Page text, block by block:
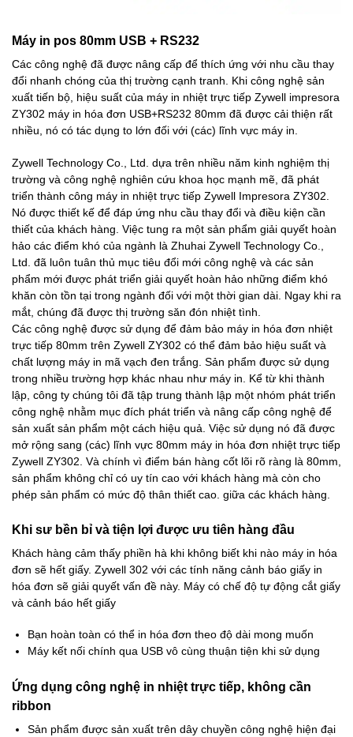
Máy in pos 80mm USB + RS232
Các công nghệ đã được nâng cấp để thích ứng với nhu cầu thay
đổi nhanh chóng của thị trường cạnh tranh. Khi công nghệ sản
xuất tiến bộ, hiệu suất của máy in nhiệt trực tiếp Zywell impresora
ZY302 máy in hóa đơn USB+RS232 80mm đã được cải thiện rất
nhiều, nó có tác dụng to lớn đối với (các) lĩnh vực máy in.
Zywell Technology Co., Ltd. dựa trên nhiều năm kinh nghiệm thị
trường và công nghệ nghiên cứu khoa học mạnh mẽ, đã phát
triển thành công máy in nhiệt trực tiếp Zywell Impresora ZY302.
Nó được thiết kế để đáp ứng nhu cầu thay đổi và điều kiện cần
thiết của khách hàng. Việc tung ra một sản phẩm giải quyết hoàn
hảo các điểm khó của ngành là Zhuhai Zywell Technology Co.,
Ltd. đã luôn tuân thủ mục tiêu đổi mới công nghệ và các sản
phẩm mới được phát triển giải quyết hoàn hảo những điểm khó
khăn còn tồn tại trong ngành đối với một thời gian dài. Ngay khi ra
mắt, chúng đã được thị trường săn đón nhiệt tình.
Các công nghệ được sử dụng để đảm bảo máy in hóa đơn nhiệt
trực tiếp 80mm trên Zywell ZY302 có thể đảm bảo hiệu suất và
chất lượng máy in mã vạch đen trắng. Sản phẩm được sử dụng
trong nhiều trường hợp khác nhau như máy in. Kể từ khi thành
lập, công ty chúng tôi đã tập trung thành lập một nhóm phát triển
công nghệ nhằm mục đích phát triển và nâng cấp công nghệ để
sản xuất sản phẩm một cách hiệu quả. Việc sử dụng nó đã được
mở rộng sang (các) lĩnh vực 80mm máy in hóa đơn nhiệt trực tiếp
Zywell ZY302. Và chính vì điểm bán hàng cốt lõi rõ ràng là 80mm,
sản phẩm không chỉ có uy tín cao với khách hàng mà còn cho
phép sản phẩm có mức độ thân thiết cao. giữa các khách hàng.
Khi sư bền bỉ và tiện lợi được ưu tiên hàng đầu
Khách hàng cảm thấy phiền hà khi không biết khi nào máy in hóa
đơn sẽ hết giấy. Zywell 302 với các tính năng cảnh báo giấy in
hóa đơn sẽ giải quyết vấn đề này. Máy có chế độ tự động cắt giấy
và cảnh báo hết giấy
Bạn hoàn toàn có thể in hóa đơn theo độ dài mong muốn
Máy kết nối chính qua USB vô cùng thuận tiện khi sử dụng
Ứng dụng công nghệ in nhiệt trực tiếp, không cần
ribbon
Sản phẩm được sản xuất trên dây chuyền công nghệ hiện đại